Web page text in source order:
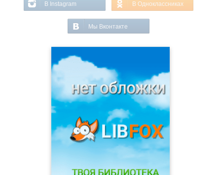
В Instagram В Одноклассниках
Мы Вконтакте